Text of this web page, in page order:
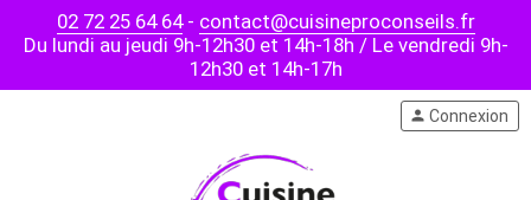
02 72 25 64 64- contact@cuisineproconseils.fr
Du lundi au jeudi 9h-12h30 et 14h-18h / Le vendredi 9h-
12h30 et 14h-17h
person Connexion